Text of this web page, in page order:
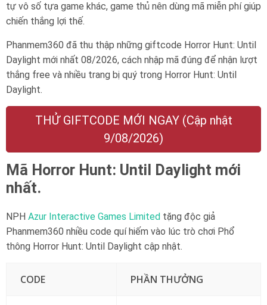
tự vô số tựa game khác, game thủ nên dùng mã miễn phí giúp
chiến thắng lợi thế.
Phanmem360 đã thu thập những giftcode Horror Hunt: Until
Daylight mới nhất 08/2026, cách nhập mã đúng để nhận lượt
thắng free và nhiều trang bị quý trong Horror Hunt: Until
Daylight.
THỬ GIFTCODE MỚI NGAY (Cập nhật
9/08/2026)
Mã Horror Hunt: Until Daylight mới
nhất.
NPH Azur Interactive Games Limited tặng độc giả
Phanmem360 nhiều code quí hiếm vào lúc trò chơi Phổ
thông Horror Hunt: Until Daylight cập nhật.
CODE PHẦN THƯỞNG